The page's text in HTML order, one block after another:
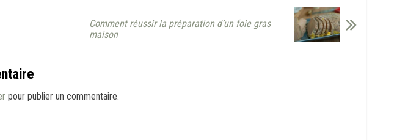
Comment réussir la préparation d’un foie gras
maison
pour publier un commentaire.